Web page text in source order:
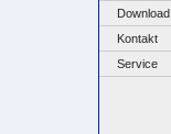
Download
Kontakt
Service